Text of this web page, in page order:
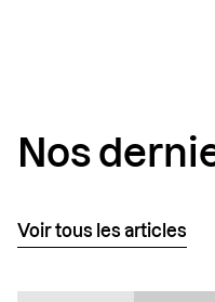
Nos
Voir tous les articles